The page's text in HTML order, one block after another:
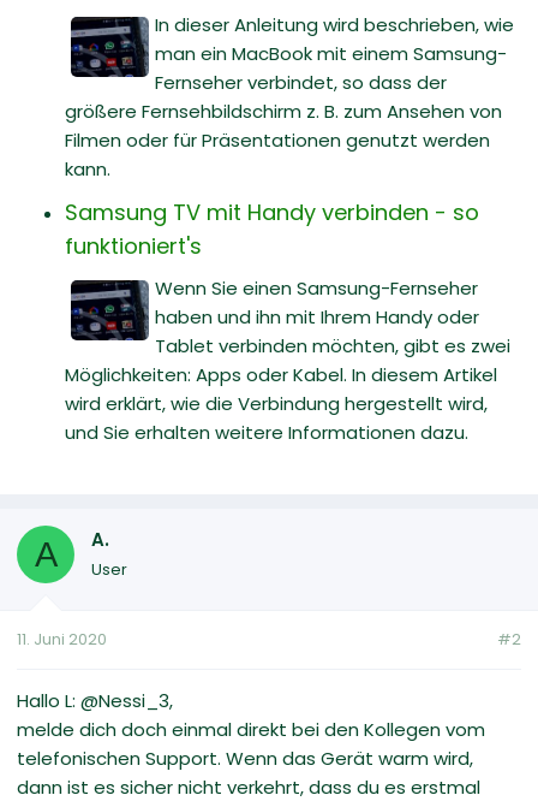
In dieser Anleitung wird beschrieben, wie
man ein MacBook mit einem Samsung-
Fernseher verbindet, so dass der
größere Fernsehbildschirm z. B. zum Ansehen von
Filmen oder für Präsentationen genutzt werden
kann.
Samsung TV mit Handy verbinden - so
funktioniert's
Wenn Sie einen Samsung-Fernseher
haben und ihn mit Ihrem Handy oder
Tablet verbinden möchten, gibt es zwei
Möglichkeiten: Apps oder Kabel. In diesem Artikel
wird erklärt, wie die Verbindung hergestellt wird,
und Sie erhalten weitere Informationen dazu.
A A.
User
11. Juni 2020 #2
Hallo L: @Nessi_3,
melde dich doch einmal direkt bei den Kollegen vom
telefonischen Support. Wenn das Gerät warm wird,
dann ist es sicher nicht verkehrt, dass du es erstmal